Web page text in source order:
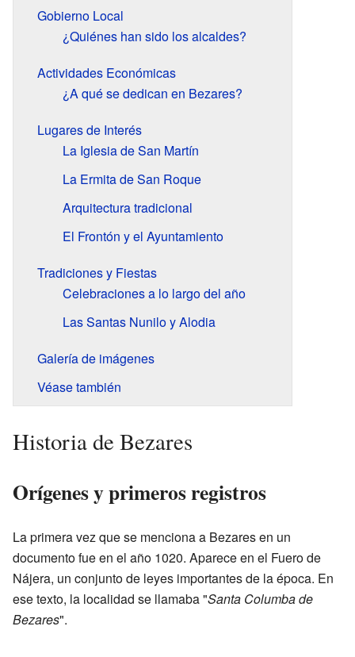
Gobierno Local
¿Quiénes han sido los alcaldes?
Actividades Económicas
¿A qué se dedican en Bezares?
Lugares de Interés
La Iglesia de San Martín
La Ermita de San Roque
Arquitectura tradicional
El Frontón y el Ayuntamiento
Tradiciones y Fiestas
Celebraciones a lo largo del año
Las Santas Nunilo y Alodia
Galería de imágenes
Véase también
Historia de Bezares
Orígenes y primeros registros
La primera vez que se menciona a Bezares en un
documento fue en el año 1020. Aparece en el Fuero de
Nájera, un conjunto de leyes importantes de la época. En
ese texto, la localidad se llamaba "Santa Columba de
Bezares".